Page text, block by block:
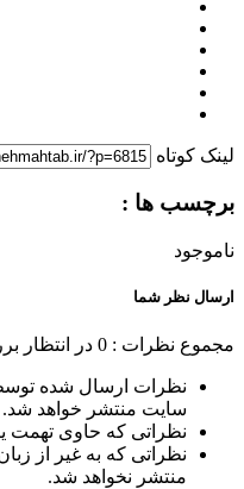
لینک کوتاه
برچسب ها :
ناموجود
ارسال نظر شما
مجموع نظرات : 0 در انتظار
نظرات ارسال شده
سایت منتشر خواهد شد.
نظراتی که حاوی تهمت
نظراتی که به غیر از
منتشر نخواهد شد.